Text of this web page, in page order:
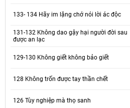
133- 134 Hãy im lặng chớ nói lời ác độc
131-132 Không dao gậy hại người đời sau
được an lạc
129-130 Không giết không bảo giết
128 Không trốn được tay thần chết
126 Tùy nghiệp mà thọ sanh